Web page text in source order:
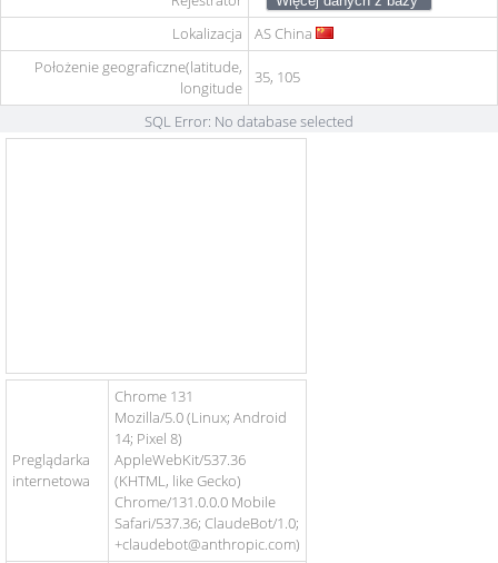
Lokalizacja
AS China
Położenie geograficzne(latitude,
longitude
35, 105
SQL Error: No database selected
Preglądarka
internetowa
Chrome 131
Mozilla/5.0 (Linux; Android
14; Pixel 8)
AppleWebKit/537.36
(KHTML, like Gecko)
Chrome/131.0.0.0 Mobile
Safari/537.36; ClaudeBot/1.0;
+claudebot@anthropic.com)